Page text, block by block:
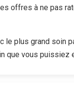
offres à ne pas
plus grand soin
que vous puissiez